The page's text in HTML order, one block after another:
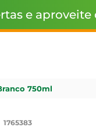
e
750ml
1765383